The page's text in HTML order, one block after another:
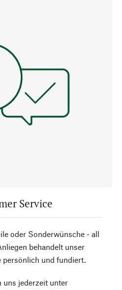
Service
oder Sonderwünsche - all
behandelt unser
persönlich und fundiert.
uns jederzeit unter